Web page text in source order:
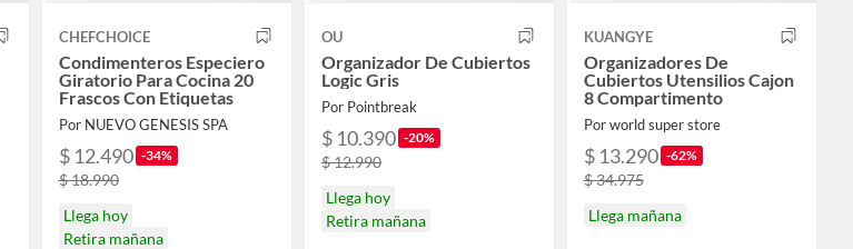
CHEFCHOICE
Condimenteros Especiero
Giratorio Para Cocina 20
Frascos Con Etiquetas
Por NUEVO GENESIS SPA
$ 12.490 -34%
$ 18.990
Llega hoy
Retira mañana
OU
Organizador De Cubiertos
Logic Gris
Por Pointbreak
$ 10.390 -20%
$ 12.990
Llega hoy
Retira mañana
KUANGYE
Organizadores De
Cubiertos Utensilios Cajon
8 Compartimento
Por world super store
$ 13.290 -62%
$ 34.975
Llega mañana